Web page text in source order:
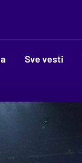
Sve vesti